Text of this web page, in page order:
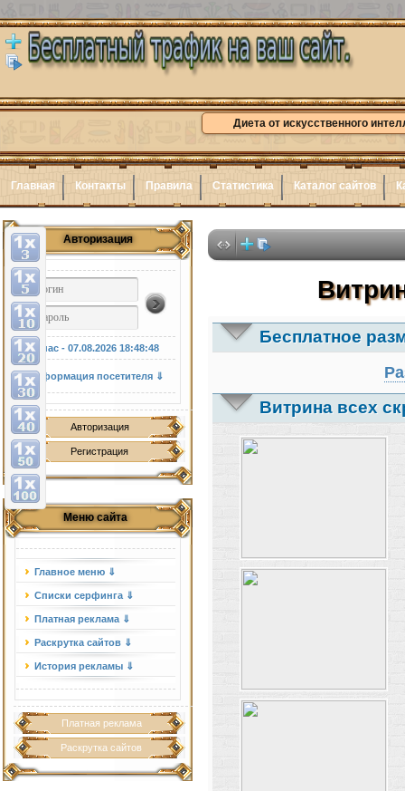
Диета от искусственного
Главная Контакты Правила Статистика Каталог сайтов
Авторизация
У нас - 07.08.202618:48:49
Информация посетителя ⇓
Авторизация
Регистрация
Меню сайта
Главное меню ⇓
Списки серфинга ⇓
Платная реклама ⇓
Раскрутка сайтов ⇓
История рекламы ⇓
Платная реклама
Раскрутка сайтов
Бесплатное
Витрина всех